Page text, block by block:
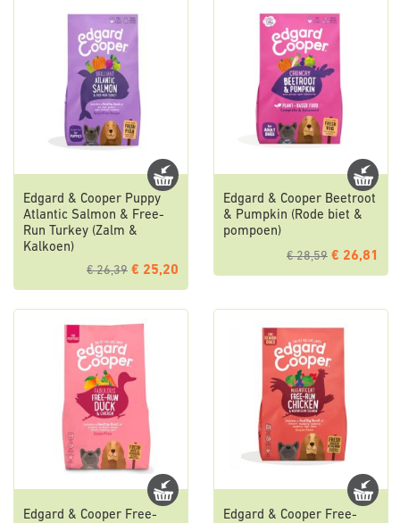
Edgard & Cooper Puppy
Atlantic Salmon & Free-
Run Turkey (Zalm &
Kalkoen)
€ 26,39 € 25,20
Edgard & Cooper Beetroot
& Pumpkin (Rode biet &
pompoen)
€ 28,59 € 26,81
Edgard & Cooper Free-
Edgard & Cooper Free-